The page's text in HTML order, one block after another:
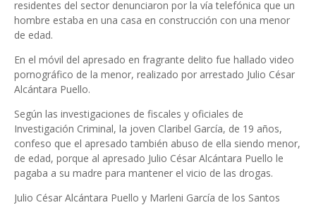
residentes del sector denunciaron por la vía telefónica que un
hombre estaba en una casa en construcción con una menor
de edad.
En el móvil del apresado en fragrante delito fue hallado video
pornográfico de la menor, realizado por arrestado Julio César
Alcántara Puello.
Según las investigaciones de fiscales y oficiales de
Investigación Criminal, la joven Claribel García, de 19 años,
confeso que el apresado también abuso de ella siendo menor,
de edad, porque al apresado Julio César Alcántara Puello le
pagaba a su madre para mantener el vicio de las drogas.
Julio César Alcántara Puello y Marleni García de los Santos